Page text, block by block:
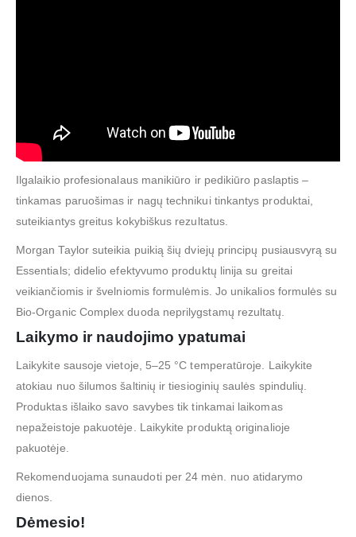
Ilgalaikio profesionalaus manikiūro ir pedikiūro paslaptis –
tinkamas paruošimas ir nagų technikui tinkantys produktai,
suteikiantys greitus kokybiškus rezultatus.
Morgan Taylor suteikia puikią šių dviejų principų pusiausvyrą su
Essentials; didelio efektyvumo produktų linija su greitai
veikiančiomis ir švelniomis formulėmis. Jo unikalios formulės su
Bio-Organic Complex duoda neprilygstamų rezultatų.
Laikymo ir naudojimo ypatumai
Laikykite sausoje vietoje, 5–25 °C temperatūroje. Laikykite
atokiau nuo šilumos šaltinių ir tiesioginių saulės spindulių.
Produktas išlaiko savo savybes tik tinkamai laikomas
nepažeistoje pakuotėje. Laikykite produktą originalioje
pakuotėje.
Rekomenduojama sunaudoti per 24 mėn. nuo atidarymo
dienos.
Dėmesio!